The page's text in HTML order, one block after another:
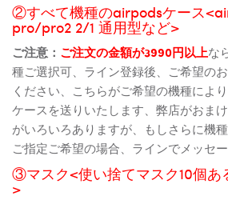
②すべて機種のairpodsケース
pro/pro2 2/1 通用型など>
ご注意： ご注文の金額が3990円以上な
種ご選択可、ライン登録後、ご希望の
ください、こちらがご希望の機種によ
ケースを送りいたします、弊店がおま
がいろいろありますが、もしさらに機
ご指定ご希望の場合、ラインでメッセ
③マスク<使い捨てマスク10個あ
>